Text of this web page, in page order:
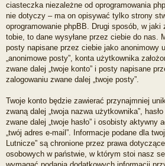
ciasteczka niezależne od oprogramowania
nie dotyczy – ma on opisywać tylko strony
oprogramowanie phpBB. Drugi sposób, w jaki
tobie, to dane wysyłane przez ciebie do nas.
posty napisane przez ciebie jako anonimowy
„anonimowe posty”, konta użytkownika
zwane dalej „twoje konto” i posty napisane
zalogowaniu zwane dalej „twoje posty”.
Twoje konto będzie zawierać przynajmniej
zwaną dalej „twoja nazwa użytkownika”,
zwane dalej „twoje hasło” i osobisty aktywny
„twój adres e-mail”. Informacje podane dla
Lutnicze” są chronione przez prawa
osobowych w państwie, w którym stoi nasz